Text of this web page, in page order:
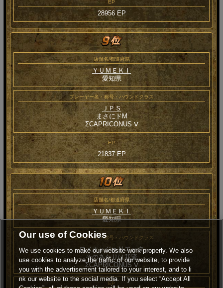
EP
28956 EP
店舗名/都道府県
ＹＵＭＥＫＩ
愛知県
プレーヤー名・称号・ハウンドクラス
ＪＰＳ
まさにドM
ΣCAPRICONUS Ⅴ
EP
21837 EP
店舗名/都道府県
ＹＵＭＥＫＩ
愛知県
プレーヤー名・称号・ハウンドクラス
ロメオｙジュリエッタ
そのあたりは我流
ΣCAPRICONUS Ⅴ
EP
Our use of Cookies
We use cookies to make our website work properly. We also
use cookies to analyze the traffic of our website, to provide
you with the advertisement tailored to your interest, and to li
nk our website to the social media. If you select “Accept All